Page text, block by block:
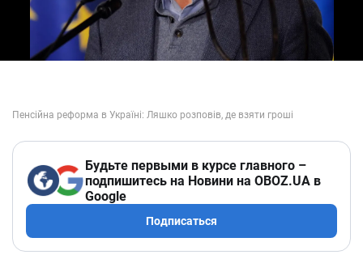
Будьте первыми в курсе главного –
подпишитесь на Новини на OBOZ.UA в
Google
Подписаться